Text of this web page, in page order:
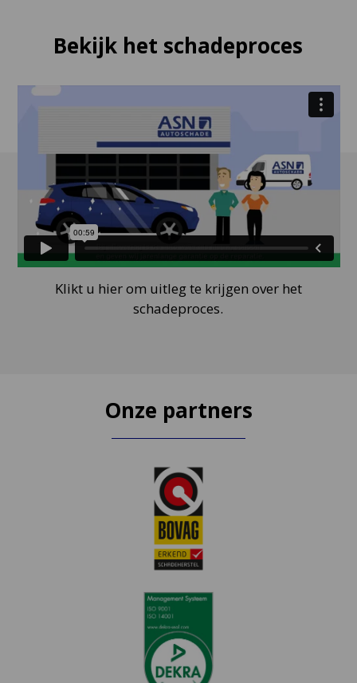
Bekijk het schadeproces
Klikt u hier om uitleg te krijgen over het
schadeproces.
Onze partners